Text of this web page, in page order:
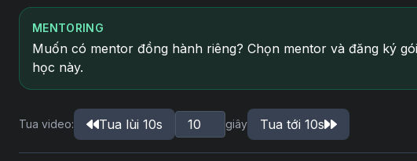
MENTORING
Muốn có mentor đồng hành riêng? Chọn mentor và đăng ký
học này.
Tua video: Tua lùi 10s giây Tua tới 10s